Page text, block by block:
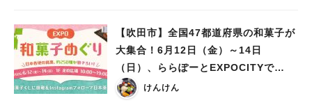
【吹田市】全国47都道府県の和菓子が
大集合！6月12日（金）～14日
（日）、ららぽーとEXPOCITYで
「EXPO和菓子めぐり」開催
けんけん